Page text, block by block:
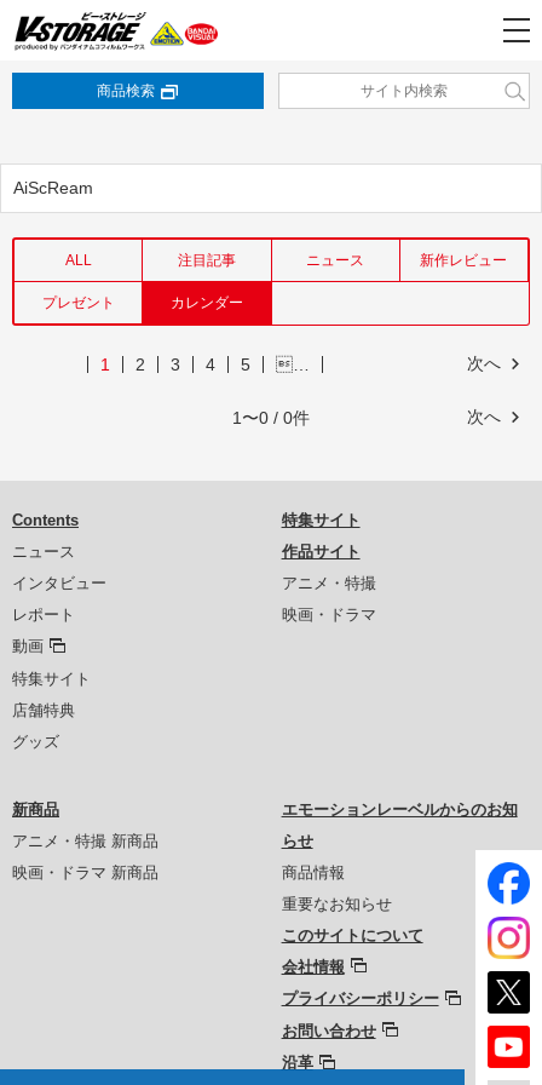
商品検索
AiScReam
ALL 注目記事 ニュース 新作レビュー
プレゼント カレンダー
次へ
1 2 3 4 5 …
次へ
1〜0 / 0件
Contents
ニュース
インタビュー
レポート
動画
特集サイト
店舗特典
グッズ
特集サイト
作品サイト
アニメ・特撮
映画・ドラマ
新商品
アニメ・特撮 新商品
映画・ドラマ 新商品
エモーションレーベルからのお知
らせ
商品情報
重要なお知らせ
このサイトについて
会社情報
プライバシーポリシー
お問い合わせ
沿革